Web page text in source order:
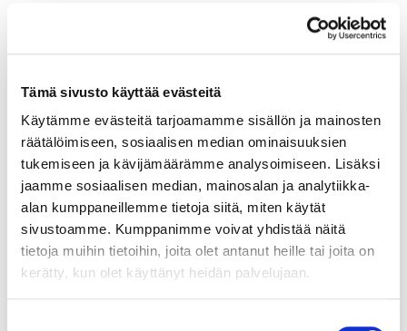
Tämä sivusto käyttää evästeitä
Käytämme evästeitä tarjoamamme sisällön ja mainosten
räätälöimiseen, sosiaalisen median ominaisuuksien
tukemiseen ja kävijämäärämme analysoimiseen. Lisäksi
jaamme sosiaalisen median, mainosalan ja analytiikka-
alan kumppaneillemme tietoja siitä, miten käytät
sivustoamme. Kumppanimme voivat yhdistää näitä
tietoja muihin tietoihin, joita olet antanut heille tai joita on
kerätty, kun olet käyttänyt heidän palvelujaan.